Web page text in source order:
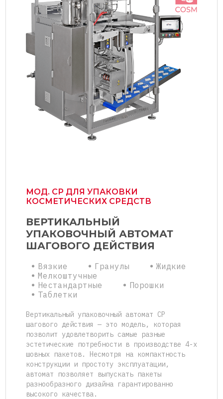
МОД. СР ДЛЯ УПАКОВКИ
КОСМЕТИЧЕСКИХ СРЕДСТВ
ВЕРТИКАЛЬНЫЙ
УПАКОВОЧНЫЙ АВТОМАТ
ШАГОВОГО ДЕЙСТВИЯ
Вязкие Гранулы
Жидкие
Мелкоштучные
Нестандартные
Порошки
Таблетки
Вертикальный упаковочный автомат CP
шагового действия — это модель, которая
позволит удовлетворить самые разные
эстетические потребности в производстве 4-х
шовных пакетов. Несмотря на компактность
конструкции и простоту эксплуатации,
автомат позволяет выпускать пакеты
разнообразного дизайна гарантированно
высокого качества.